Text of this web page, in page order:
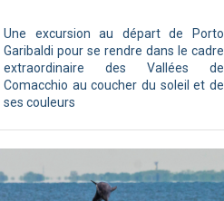
Une excursion au départ de Porto
Garibaldi pour se rendre dans le cadre
extraordinaire des Vallées de
Comacchio au coucher du soleil et de
ses couleurs